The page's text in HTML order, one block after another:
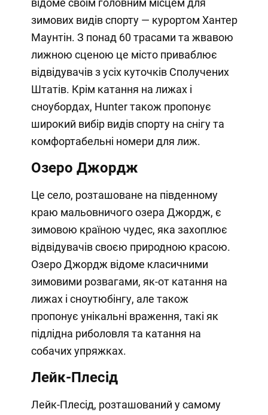
відоме своїм головним місцем для
зимових видів спорту — курортом Хантер
Маунтін. З понад 60 трасами та жвавою
лижною сценою це місто приваблює
відвідувачів з усіх куточків Сполучених
Штатів. Крім катання на лижах і
сноубордах, Hunter також пропонує
широкий вибір видів спорту на снігу та
комфортабельні номери для лиж.
Озеро Джордж
Це село, розташоване на південному
краю мальовничого озера Джордж, є
зимовою країною чудес, яка захоплює
відвідувачів своєю природною красою.
Озеро Джордж відоме класичними
зимовими розвагами, як-от катання на
лижах і сноутюбінгу, але також
пропонує унікальні враження, такі як
підлідна риболовля та катання на
собачих упряжках.
Лейк-Плесід
Лейк-Плесід, розташований у самому